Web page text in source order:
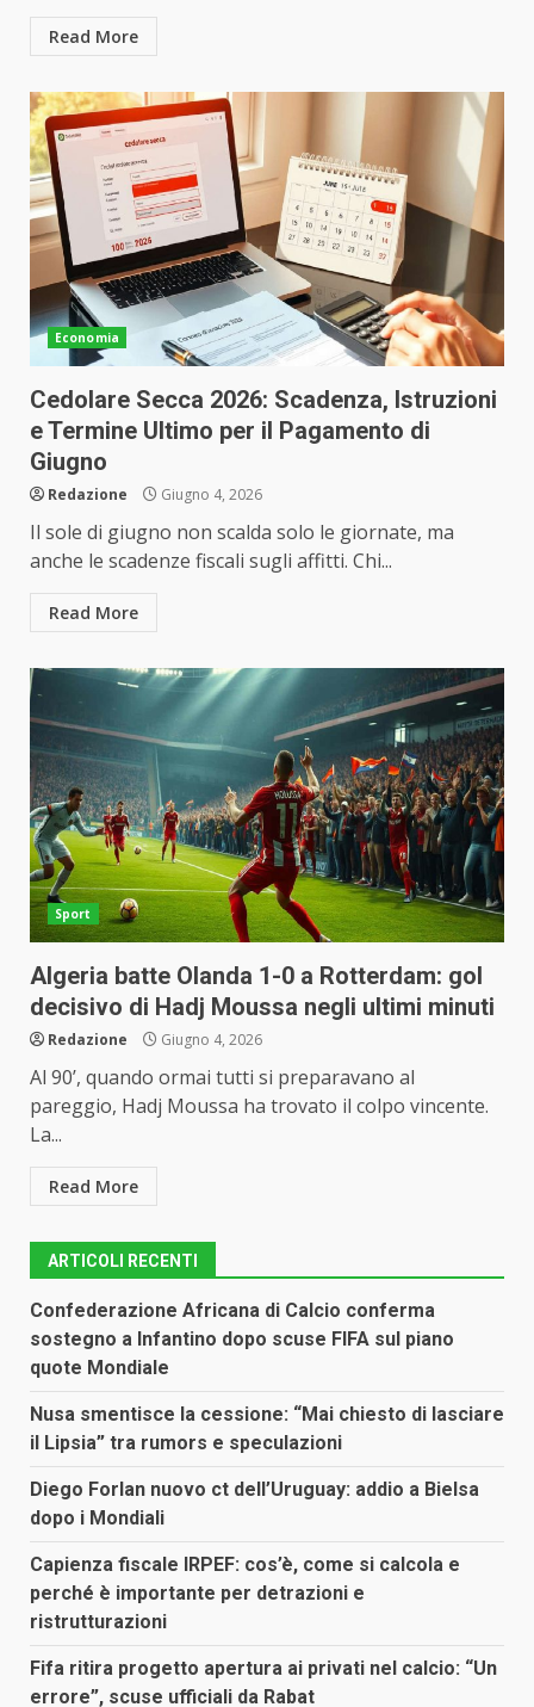
Read More
Economia
Cedolare Secca 2026: Scadenza, Istruzioni
e Termine Ultimo per il Pagamento di
Giugno
Redazione Giugno 4, 2026
Il sole di giugno non scalda solo le giornate, ma
anche le scadenze fiscali sugli affitti. Chi...
Read More
Sport
Algeria batte Olanda 1-0 a Rotterdam: gol
decisivo di Hadj Moussa negli ultimi minuti
Redazione Giugno 4, 2026
Al 90’, quando ormai tutti si preparavano al
pareggio, Hadj Moussa ha trovato il colpo vincente.
La...
Read More
ARTICOLI RECENTI
Confederazione Africana di Calcio conferma
sostegno a Infantino dopo scuse FIFA sul piano
quote Mondiale
Nusa smentisce la cessione: “Mai chiesto di lasciare
il Lipsia” tra rumors e speculazioni
Diego Forlan nuovo ct dell’Uruguay: addio a Bielsa
dopo i Mondiali
Capienza fiscale IRPEF: cos’è, come si calcola e
perché è importante per detrazioni e
ristrutturazioni
Fifa ritira progetto apertura ai privati nel calcio: “Un
errore”, scuse ufficiali da Rabat